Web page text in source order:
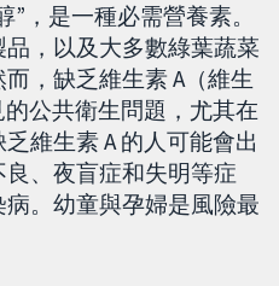
”，是一種必需營養素。
，以及大多數綠葉蔬菜
，缺乏維生素 A（維生
公共衛生問題，尤其在
維生素 A 的人可能會出
、夜盲症和失明等症
。幼童與孕婦是風險最